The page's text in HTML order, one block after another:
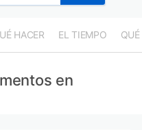
HACER EL TIEMPO QUÉ
en